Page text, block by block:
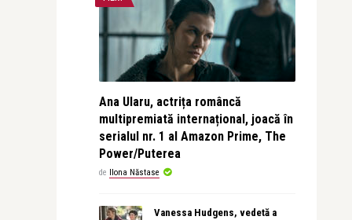
Ana Ularu, actrița româncă
multipremiată internațional, joacă în
serialul nr. 1 al Amazon Prime, The
Power/Puterea
de Ilona Năstase
Vanessa Hudgens, vedetă a